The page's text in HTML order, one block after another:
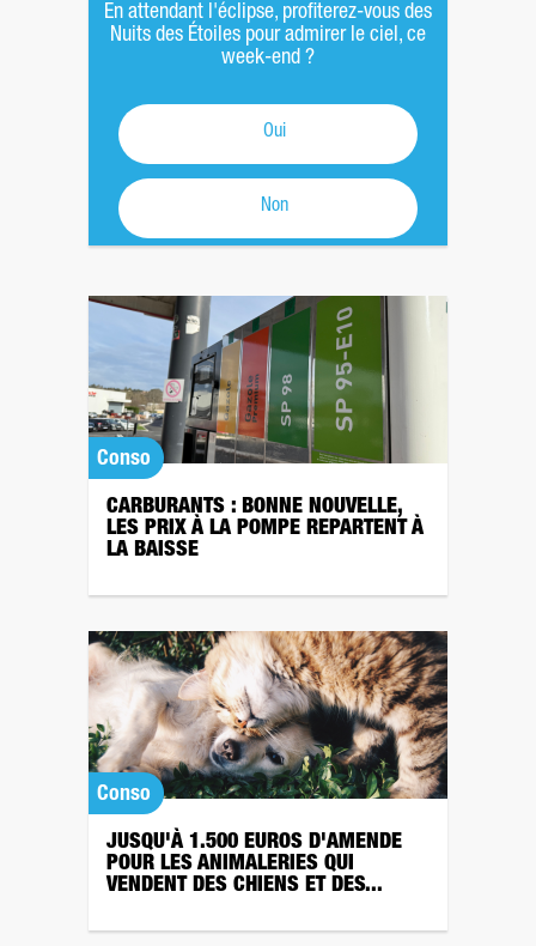
En attendant l'éclipse, profiterez-vous des
Nuits des Étoiles pour admirer le ciel, ce
week-end ?
Oui
Non
Conso
CARBURANTS : BONNE NOUVELLE,
LES PRIX À LA POMPE REPARTENT À
LA BAISSE
Conso
JUSQU'À 1.500 EUROS D'AMENDE
POUR LES ANIMALERIES QUI
VENDENT DES CHIENS ET DES...